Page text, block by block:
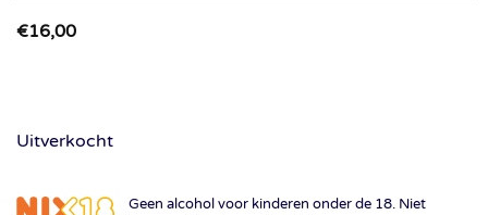
€16,00
Uitverkocht
Geen alcohol voor kinderen onder de 18. Niet